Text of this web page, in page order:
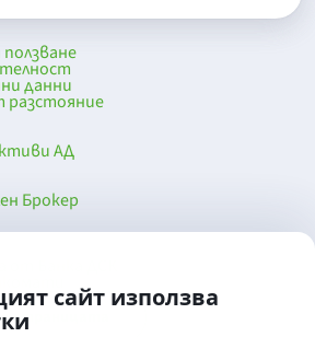
сайт използва
ползване
данни
разстояние
АД
Брокер
Банка ДСК
страницата